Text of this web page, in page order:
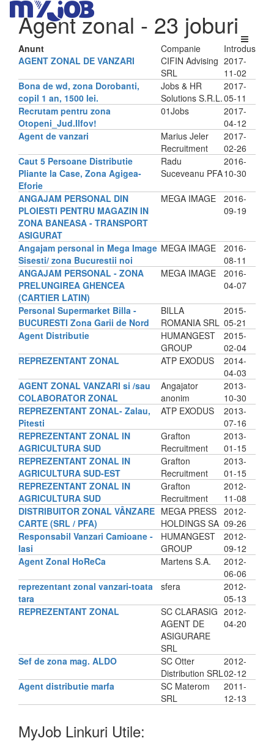
Agent zonal - 23 joburi
Anunt Companie
Introdus
AGENT ZONAL DE VANZARI
CIFIN Advising
SRL
2017-
11-02
Bona de wd, zona Dorobanti,
copil 1 an, 1500 lei.
Jobs & HR
Solutions S.R.L.
2017-
05-11
Recrutam pentru zona
Otopeni_Jud.Ilfov!
01Jobs
2017-
04-12
Agent de vanzari
Marius Jeler
Recruitment
2017-
02-26
Caut 5 Persoane Distributie
Pliante la Case, Zona Agigea-
Eforie
Radu
Suceveanu PFA
2016-
10-30
ANGAJAM PERSONAL DIN
PLOIESTI PENTRU MAGAZIN IN
ZONA BANEASA - TRANSPORT
ASIGURAT
MEGA IMAGE
2016-
09-19
Angajam personal in Mega Image
Sisesti/ zona Bucurestii noi
MEGA IMAGE
2016-
08-11
ANGAJAM PERSONAL - ZONA
PRELUNGIREA GHENCEA
(CARTIER LATIN)
MEGA IMAGE
2016-
04-07
Personal Supermarket Billa -
BUCURESTI Zona Garii de Nord
BILLA
ROMANIA SRL
2015-
05-21
Agent Distributie
HUMANGEST
GROUP
2015-
02-04
REPREZENTANT ZONAL
ATP EXODUS
2014-
04-03
AGENT ZONAL VANZARI si /sau
COLABORATOR ZONAL
Angajator
anonim
2013-
10-30
REPREZENTANT ZONAL- Zalau,
Pitesti
ATP EXODUS
2013-
07-16
REPREZENTANT ZONAL IN
AGRICULTURA SUD
Grafton
Recruitment
2013-
01-15
REPREZENTANT ZONAL IN
AGRICULTURA SUD-EST
Grafton
Recruitment
2013-
01-15
REPREZENTANT ZONAL IN
AGRICULTURA SUD
Grafton
Recruitment
2012-
11-08
DISTRIBUITOR ZONAL VÂNZARE
CARTE (SRL / PFA)
MEGA PRESS
HOLDINGS SA
2012-
09-26
Responsabil Vanzari Camioane -
Iasi
HUMANGEST
GROUP
2012-
09-12
Agent Zonal HoReCa
Martens S.A.
2012-
06-06
reprezentant zonal vanzari-toata
tara
sfera
2012-
05-13
REPREZENTANT ZONAL
SC CLARASIG
AGENT DE
ASIGURARE
SRL
2012-
04-20
Sef de zona mag. ALDO
SC Otter
Distribution SRL
2012-
02-12
Agent distributie marfa
SC Materom
SRL
2011-
12-13
MyJob Linkuri Utile: